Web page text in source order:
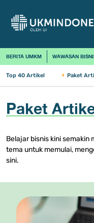
BERITA UMKM WAWASAN
Top 40 Artikel Paket
Paket
Belajar bisnis kini semakin
tema untuk memulai,
sini.